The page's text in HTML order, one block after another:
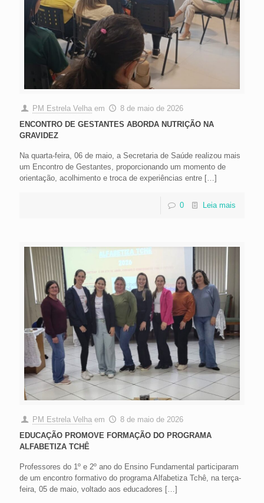
PM Estrela Velha em
8 de maio de 2026
ENCONTRO DE GESTANTES ABORDA NUTRIÇÃO NA
GRAVIDEZ
Na quarta-feira, 06 de maio, a Secretaria de Saúde realizou mais
um Encontro de Gestantes, proporcionando um momento de
orientação, acolhimento e troca de experiências entre […]
0 Leia mais
PM Estrela Velha em
8 de maio de 2026
EDUCAÇÃO PROMOVE FORMAÇÃO DO PROGRAMA
ALFABETIZA TCHÊ
Professores do 1º e 2º ano do Ensino Fundamental participaram
de um encontro formativo do programa Alfabetiza Tchê, na terça-
feira, 05 de maio, voltado aos educadores […]